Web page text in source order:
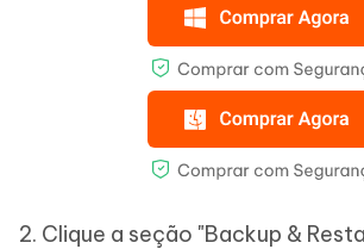
2. Clique a seção "Backup &